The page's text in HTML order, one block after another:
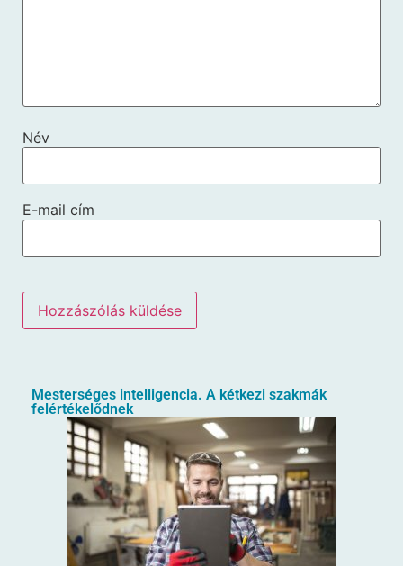
Név
E-mail cím
Mesterséges intelligencia. A kétkezi szakmák
felértékelődnek